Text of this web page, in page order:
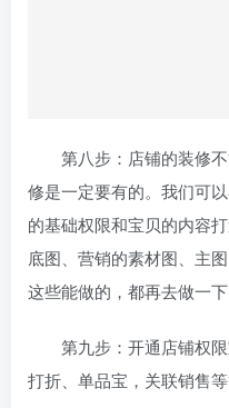
第八步：店铺的装修不
修是一定要有的。我们可
的基础权限和宝贝的内容
底图、营销的素材图、主
这些能做的，都再去做一下
第九步：开通店铺权限
打折、单品宝，关联销售等